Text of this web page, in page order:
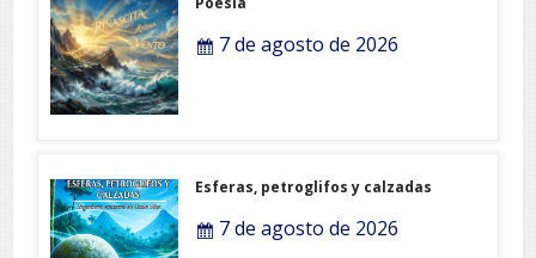
7 de agosto de 2026
Esferas, petroglifos y calzadas
7 de agosto de 2026